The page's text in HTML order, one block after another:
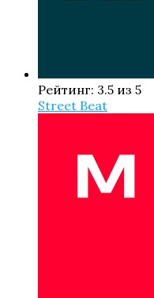
Рейтинг: 3.5 из 5
Street Beat